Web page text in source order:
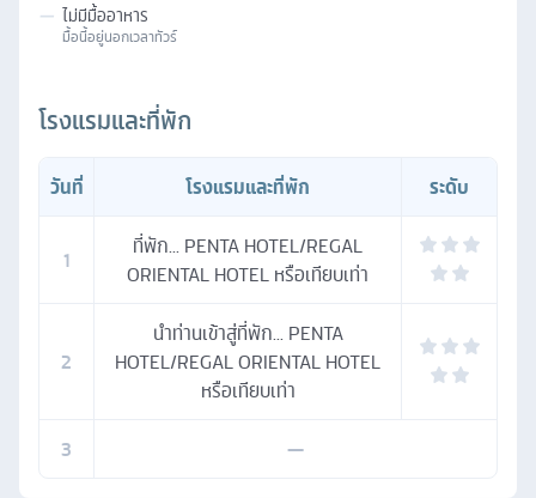
— ไม่มีมื้ออาหาร
มื้อนี้อยู่นอกเวลาทัวร์
โรงแรมและที่พัก
วันที่ โรงแรมและที่พัก ระดับ
1
ที่พัก... PENTA HOTEL/REGAL
ORIENTAL HOTEL หรือเทียบเท่า
2
นำท่านเข้าสู่ที่พัก... PENTA
HOTEL/REGAL ORIENTAL HOTEL
หรือเทียบเท่า
3
—